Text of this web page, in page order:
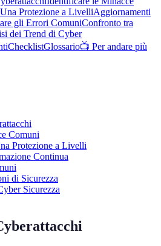
Protezione a LivelliAggiornamenti
gli Errori ComuniConfronto tra
dei Trend di Cyber
ChecklistGlossario📺 Per andare più
Comuni
Protezione a Livelli
Continua
di Sicurezza
Sicurezza